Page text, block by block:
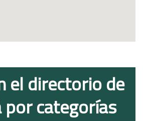
el directorio de
categorías